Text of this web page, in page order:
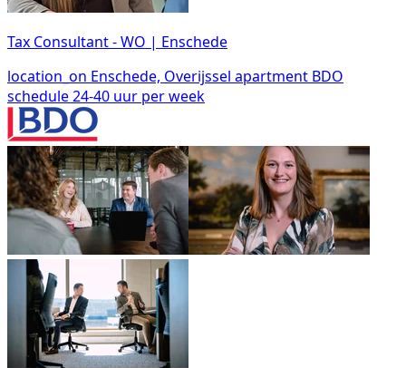
Tax Consultant - WO | Enschede
location_on Enschede, Overijssel apartment BDO
schedule24-40 uur per week